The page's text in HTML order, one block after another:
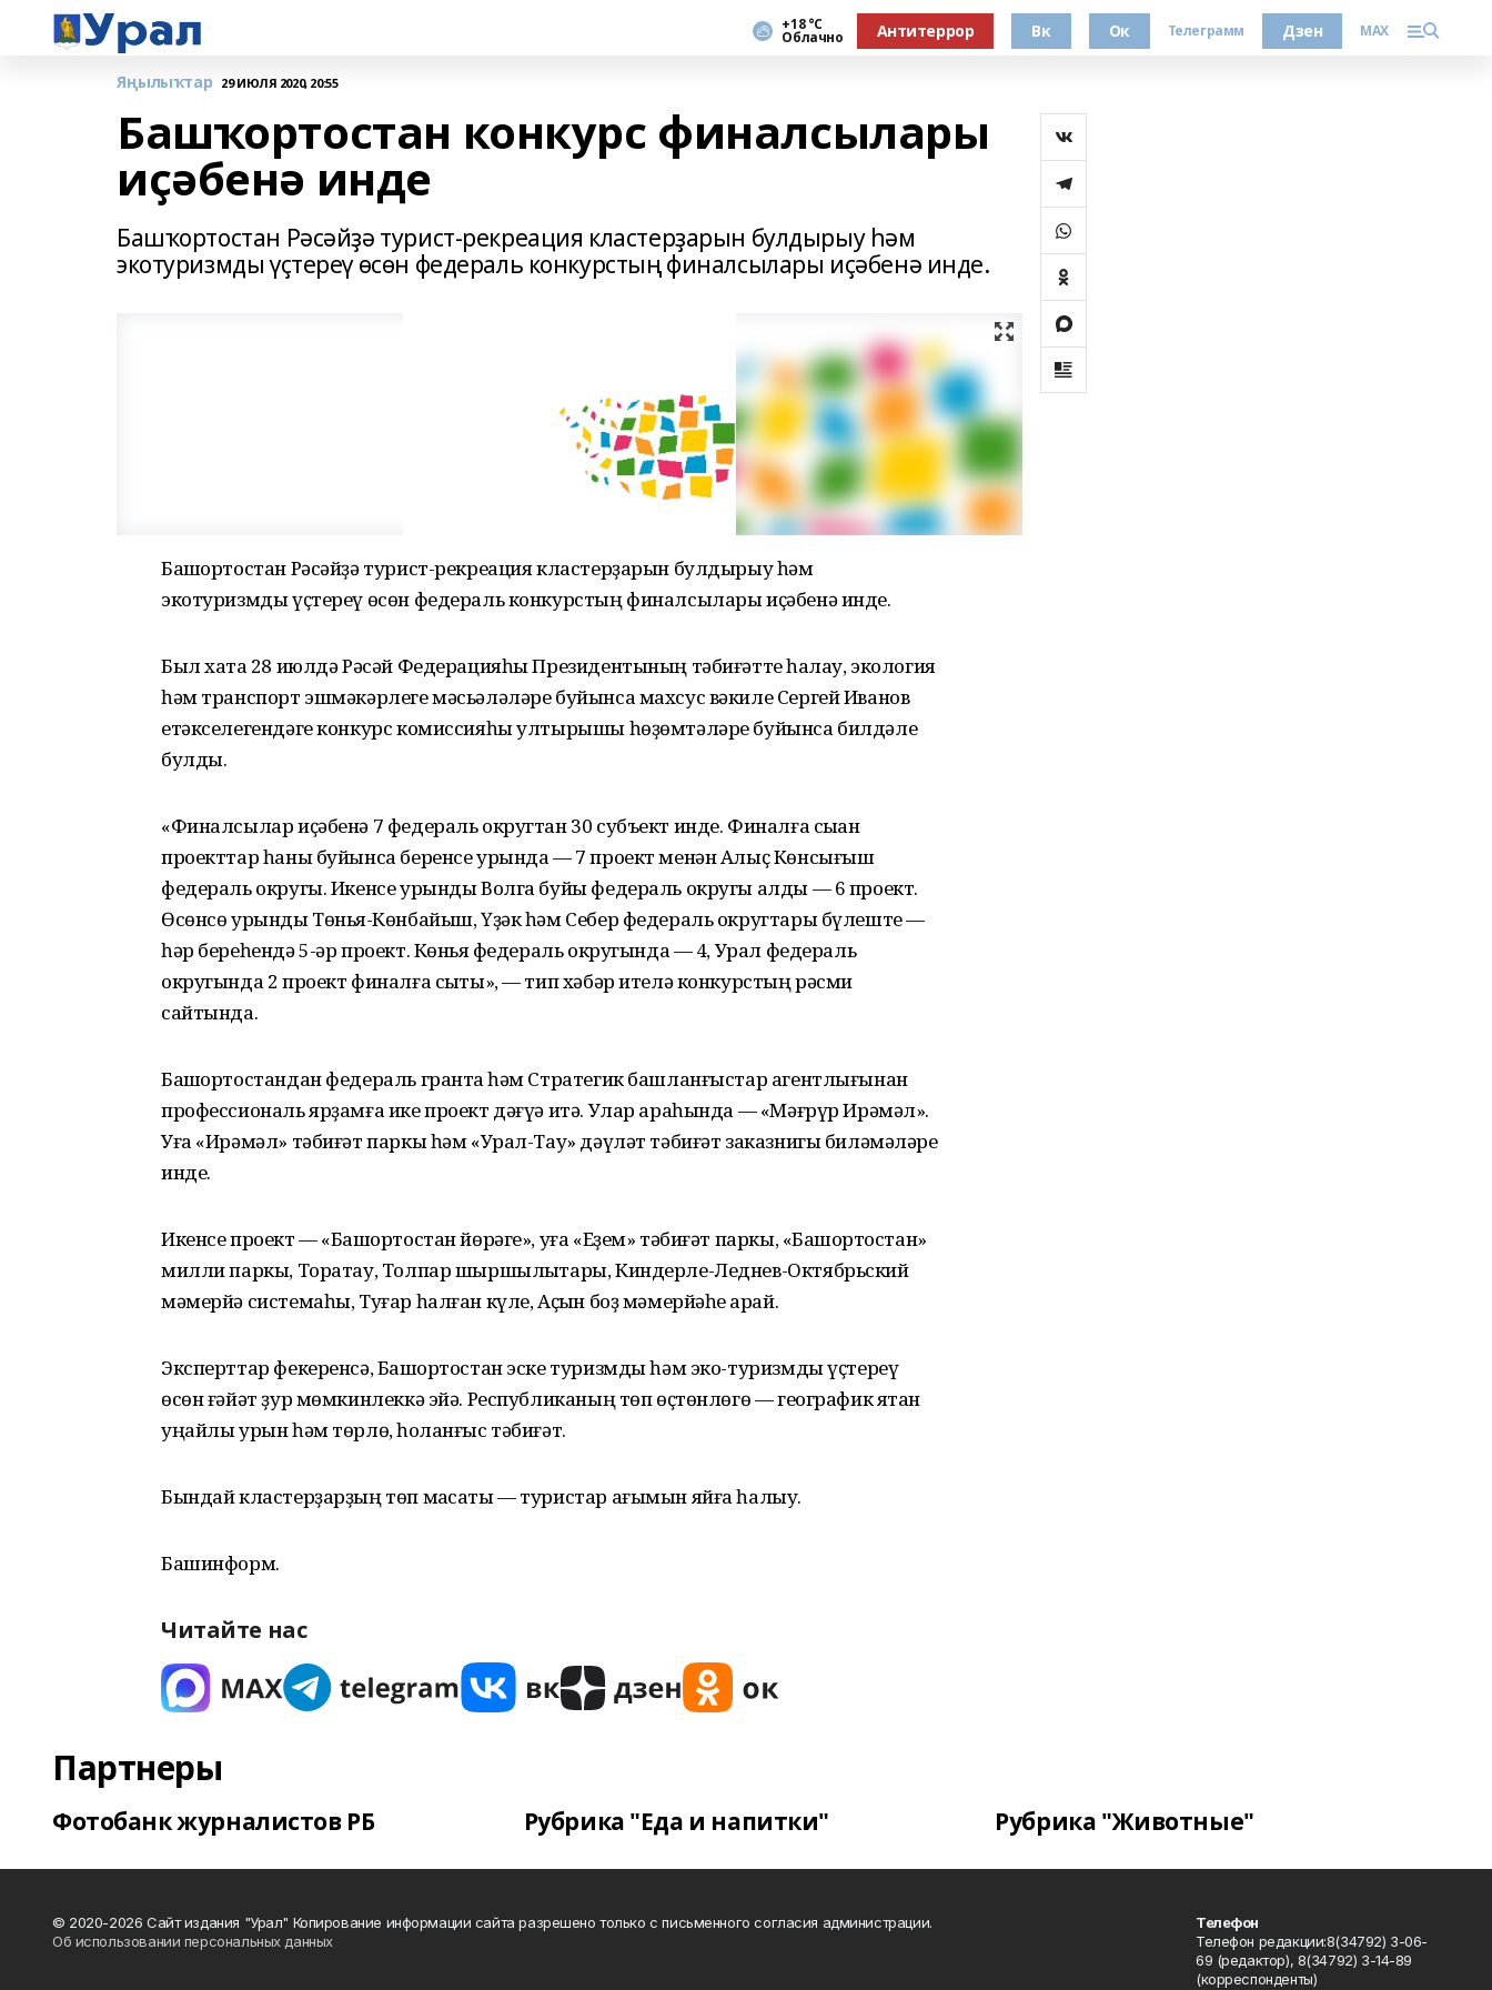
+18 °С
Облачно Антитеррор Вк Ок Телеграмм Дзен MAX
Яңылыҡтар 29 ИЮЛЯ 2020, 20:55
Башҡортостан конкурс финалсылары
иҫәбенә инде
Башҡортостан Рәсәйҙә турист-рекреация кластерҙарын булдырыу һәм
экотуризмды үҫтереү өсөн федераль конкурстың финалсылары иҫәбенә инде.
Башҡортостан Рәсәйҙә турист-рекреация кластерҙарын булдырыу һәм
экотуризмды үҫтереү өсөн федераль конкурстың финалсылары иҫәбенә инде.
Был хаҡта 28 июлдә Рәсәй Федерацияһы Президентының тәбиғәтте һаҡлау, экология
һәм транспорт эшмәкәрлеге мәсьәләләре буйынса махсус вәкиле Сергей Иванов
етәкселегендәге конкурс комиссияһы ултырышы һөҙөмтәләре буйынса билдәле
булды.
«Финалсылар иҫәбенә 7 федераль округтан 30 субъект инде. Финалға сыҡҡан
проекттар һаны буйынса беренсе урында — 7 проект менән Алыҫ Көнсығыш
федераль округы. Икенсе урынды Волга буйы федераль округы алды — 6 проект.
Өсөнсө урынды Төньяҡ-Көнбайыш, Үҙәк һәм Себер федераль округтары бүлеште —
һәр береһендә 5-әр проект. Көньяҡ федераль округында — 4, Урал федераль
округында 2 проект финалға сыҡты», — тип хәбәр ителә конкурстың рәсми
сайтында.
Башҡортостандан федераль грантҡа һәм Стратегик башланғыстар агентлығынан
профессиональ ярҙамға ике проект дәғүә итә. Улар араһында — «Мәғрүр Ирәмәл».
Уға «Ирәмәл» тәбиғәт паркы һәм «Урал-Тау» дәүләт тәбиғәт заказнигы биләмәләре
инде.
Икенсе проект — «Башҡортостан йөрәге», уға «Еҙем» тәбиғәт паркы, «Башҡортостан»
милли паркы, Торатау, Толпар шыршылыҡтары, Киндерле-Леднев-Октябрьский
мәмерйә системаһы, Туғар һалған күле, Аҫҡын боҙ мәмерйәһе ҡарай.
Эксперттар фекеренсә, Башҡортостан эске туризмды һәм эко-туризмды үҫтереү
өсөн ғәйәт ҙур мөмкинлеккә эйә. Республиканың төп өҫтөнлөгө — географик яҡтан
уңайлы урын һәм төрлө, һоҡланғыс тәбиғәт.
Бындай кластерҙарҙың төп маҡсаты — туристар ағымын яйға һалыу.
Башинформ.
Читайте нас
Партнеры
Фотобанк журналистов РБ Рубрика "Еда и напитки" Рубрика "Животные"
© 2020-2026 Сайт издания "Урал" Копирование информации сайта разрешено только с письменного согласия администрации.
Об использовании персональных данных
Телефон
Телефон редакции:8(34792) 3-06-
69 (редактор), 8(34792) 3-14-89
(корреспонденты)